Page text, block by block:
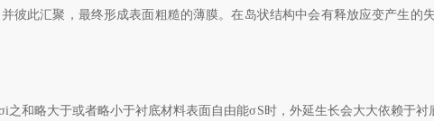
彼此汇聚，最终形成表面粗糙的薄膜。在岛状结构中会有释放应变产生
i之和略大于或者略小于衬底材料表面自由能σS 时，外延生长会大大依赖于衬